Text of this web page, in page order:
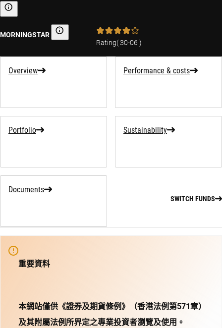
Sustainability-related information
MORNINGSTAR Morningstar
Rating(30-06 )
Overview Performance & costs
Portfolio Sustainability
Documents
SWITCH FUNDS
重要資料
本網站僅供《證券及期貨條例》（香港法例第571章）
及其附屬法例所界定之專業投資者瀏覽及使用。